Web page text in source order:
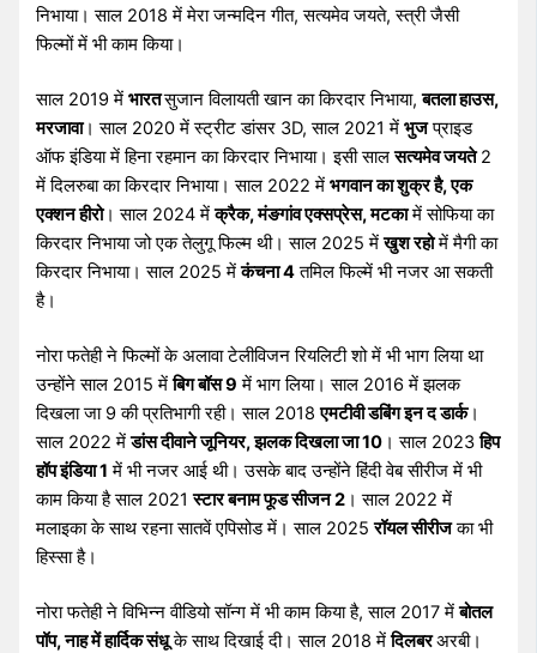
निभाया। साल 2018 में मेरा जन्मदिन गीत, सत्यमेव जयते, स्त्री जैसी
फिल्मों में भी काम किया।
साल 2019 मेंभारतसुजान विलायती खान का किरदार निभाया,बतला हाउस,
मरजावा। साल 2020 में स्ट्रीट डांसर 3D, साल 2021 मेंभुजप्राइड
ऑफ इंडिया में हिना रहमान का किरदार निभाया। इसी सालसत्यमेव जयते2
में दिलरुबा का किरदार निभाया। साल 2022 मेंभगवान का शुक्र है, एक
एक्शन हीरो। साल 2024 मेंक्रैक, मंङगांव एक्सप्रेस, मटकामें सोफिया का
किरदार निभाया जो एक तेलुगू फिल्म थी। साल 2025 मेंखुश रहोमें मैगी का
किरदार निभाया। साल 2025 मेंकंचना 4तमिल फिल्में भी नजर आ सकती
है।
नोरा फतेही ने फिल्मों के अलावा टेलीविजन रियलिटी शो में भी भाग लिया था
उन्होंने साल 2015 मेंबिग बॉस 9 में भाग लिया। साल 2016 में झलक
दिखला जा 9 की प्रतिभागी रही। साल 2018एमटीवी डबिंग इन द डार्क।
साल 2022 मेंडांस दीवाने जूनियर, झलक दिखला जा 10 । साल 2023हिप
हॉप इंडिया 1 में भी नजर आई थी। उसके बाद उन्होंने हिंदी वेब सीरीज में भी
काम किया है साल 2021स्टार बनाम फूड सीजन 2 । साल 2022 में
मलाइका के साथ रहना सातवें एपिसोड में। साल 2025रॉयल सीरीजका भी
हिस्सा है।
नोरा फतेही ने विभिन्न वीडियो सॉन्ग में भी काम किया है, साल 2017 मेंबोतल
पॉप, नाह में हार्दिक संधूके साथ दिखाई दी। साल 2018 मेंदिलबरअरबी।